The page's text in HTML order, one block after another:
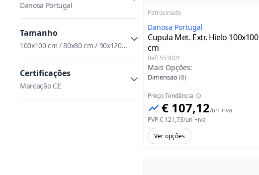
Danosa Portugal
Tamanho
100x100 cm / 80x80 cm / 90x120
cm
Certificações
Marcação CE
Patrocinado
Danosa Portugal
Cupula Met. Extr. Hielo 100x100
cm
Ref: 553001
Mais Opções:
Dimensao(8)
Preço Tendência
€ 107,12/un +iva
PVP€ 121,73/un +iva
Ver opções